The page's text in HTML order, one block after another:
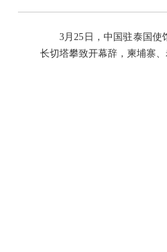
3月25日，中国驻泰国使
长切塔攀致开幕辞，柬埔寨